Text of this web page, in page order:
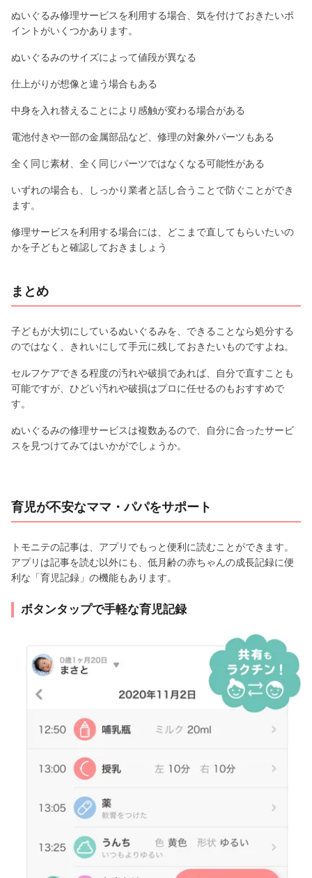
ぬいぐるみ修理サービスを利用する場合、気を付けておきたいポ
イントがいくつかあります。
ぬいぐるみのサイズによって値段が異なる
仕上がりが想像と違う場合もある
中身を入れ替えることにより感触が変わる場合がある
電池付きや一部の金属部品など、修理の対象外パーツもある
全く同じ素材、全く同じパーツではなくなる可能性がある
いずれの場合も、しっかり業者と話し合うことで防ぐことができ
ます。
修理サービスを利用する場合には、どこまで直してもらいたいの
かを子どもと確認しておきましょう
まとめ
子どもが大切にしているぬいぐるみを、できることなら処分する
のではなく、きれいにして手元に残しておきたいものですよね。
セルフケアできる程度の汚れや破損であれば、自分で直すことも
可能ですが、ひどい汚れや破損はプロに任せるのもおすすめで
す。
ぬいぐるみの修理サービスは複数あるので、自分に合ったサービ
スを見つけてみてはいかがでしょうか。
育児が不安なママ・パパをサポート
トモニテの記事は、アプリでもっと便利に読むことができます。
アプリは記事を読む以外にも、低月齢の赤ちゃんの成長記録に便
利な「育児記録」の機能もあります。
ボタンタップで手軽な育児記録